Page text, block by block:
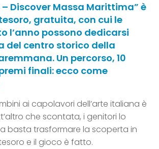
– Discover Massa Marittima” è
gratuita, con cui le
l’anno possono dedicarsi
del centro storico della
Un percorso, 10
finali: ecco come
ai capolavori dell’arte italiana è
che scontata, i genitori lo
basta trasformare la scoperta in
e il gioco è fatto.